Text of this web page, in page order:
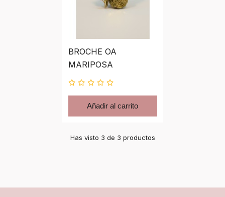
BROCHE OA
MARIPOSA
Añadir al carrito
Has visto 3 de 3 productos